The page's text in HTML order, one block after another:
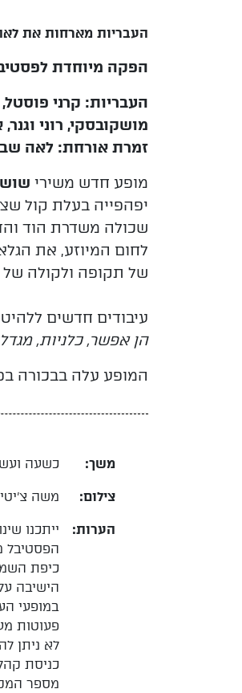
העבריות מארחות את
הפקה מיוחדת
העבריות: קרני
מושקובסקי, רוני
זמרת אורחת: לאה
מופע חדש משירי
יפהפייה בעלת קול
שכולה משדרת הוד
לחום המיוזע, את
של תקופה ולקולה של
עיבודים חדשים
הן אפשר, כלניות,
המופע עלה בבכורה
משך: כשעה
צילום: משה
הערות:
ייתכנו
הפסטיבל
כיפת
הישיבה
במופעי
פעוטות
לא ניתן
כניסת קהל 20 דקות בלבד לפני תחילת
מספר